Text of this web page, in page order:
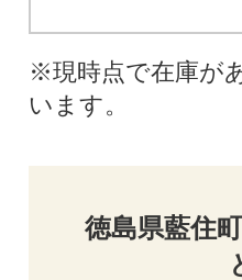
※現時点で在庫が
います。
徳島県藍住